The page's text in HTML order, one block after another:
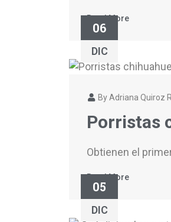
Read More
06
DIC
By Adriana Quiroz
Porristas
Obtienen el
Read More
05
DIC